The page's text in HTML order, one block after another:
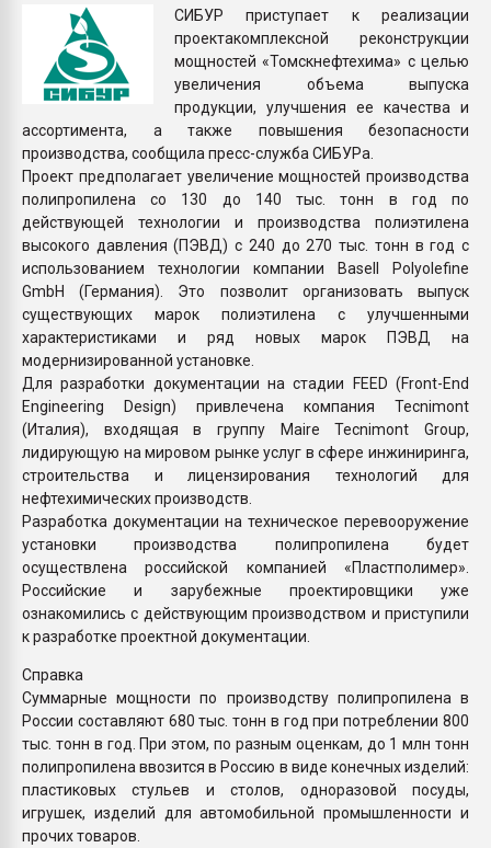
бутылок
ПЕРЕЙТИ НА
СИБУР приступает к реализации
проектакомплексной реконструкции
мощностей «Томскнефтехима» с целью
увеличения объема выпуска
продукции, улучшения ее качества и
ассортимента, а также повышения безопасности
производства, сообщила пресс-служба СИБУРа.
Проект предполагает увеличение мощностей производства
полипропилена со 130 до 140 тыс. тонн в год по
действующей технологии и производства полиэтилена
высокого давления (ПЭВД) с 240 до 270 тыс. тонн в год с
использованием технологии компании Basell Polyolefine
GmbH (Германия). Это позволит организовать выпуск
существующих марок полиэтилена с улучшенными
характеристиками и ряд новых марок ПЭВД на
модернизированной установке.
Для разработки документации на стадии FEED (Front-End
Engineering Design) привлечена компания Tecnimont
(Италия), входящая в группу Maire Tecnimont Group,
лидирующую на мировом рынке услуг в сфере инжиниринга,
строительства и лицензирования технологий для
нефтехимических производств.
Разработка документации на техническое перевооружение
установки производства полипропилена будет
осуществлена российской компанией «Пластполимер».
Российские и зарубежные проектировщики уже
ознакомились с действующим производством и приступили
к разработке проектной документации.
Справка
Суммарные мощности по производству полипропилена в
России составляют 680 тыс. тонн в год при потреблении 800
тыс. тонн в год. При этом, по разным оценкам, до 1 млн тонн
полипропилена ввозится в Россию в виде конечных изделий:
пластиковых стульев и столов, одноразовой посуды,
игрушек, изделий для автомобильной промышленности и
прочих товаров.